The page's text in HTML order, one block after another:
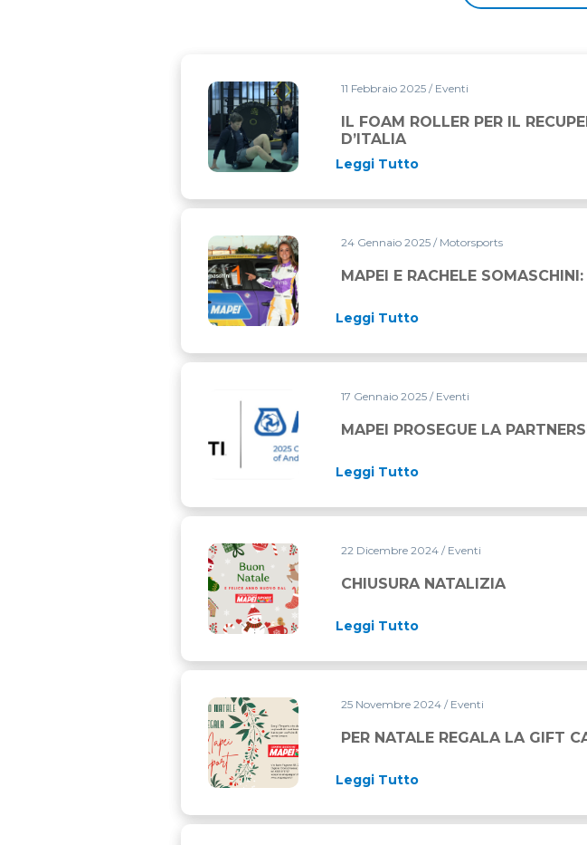
IL FOAM ROLLER PER IL RECUPERO DEI MUSCOLI – KM
11 Febbraio 2025 / Eventi
IL FOAM ROLLER PER IL
D’ITALIA
Leggi Tutto
MAPEI E RACHELE SOMASCHINI: UNA PARTNERSHIP
24 Gennaio 2025 / Motorsports
MAPEI E RACHELE
Leggi Tutto
MAPEI PROSEGUE LA PARTNERSHIP CON ANDRETTI
17 Gennaio 2025 / Eventi
MAPEI PROSEGUE LA
Leggi Tutto
CHIUSURA NATALIZIA22 Dicembre 2024 / Eventi
CHIUSURA NATALIZIA
Leggi Tutto
PER NATALE REGALA LA GIFT CARD MAPEI SPORT
25 Novembre 2024 / Eventi
PER NATALE REGALA LA GIFT
Leggi Tutto